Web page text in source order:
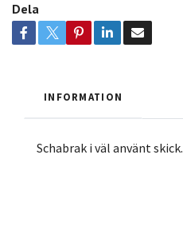
Dela
INFORMATION
Schabrak i väl använt skick.